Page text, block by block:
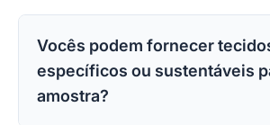
Vocês podem fornecer
específicos ou sustentáveis
amostra?